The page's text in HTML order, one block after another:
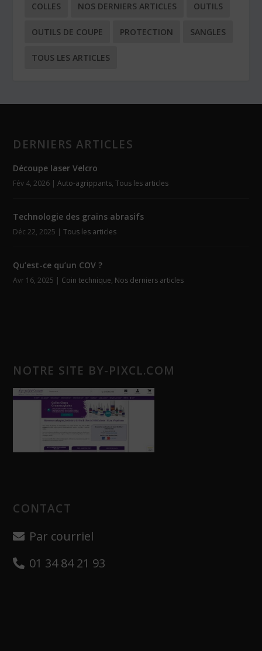
COLLES NOS DERNIERS ARTICLES OUTILS
OUTILS DE COUPE PROTECTION SANGLES
TOUS LES ARTICLES
DERNIERS ARTICLES
Découpe laser Velcro
Fév 4, 2026 |Auto-agrippants,Tous les articles
Technologie des grains abrasifs
Déc 22, 2025 |Tous les articles
Qu’est-ce qu’un COV ?
Avr 16, 2025 | Coin technique, Nos derniers articles
NOTRE SITE BY-PIXCL.COM
CONTACT
Par courriel
01 34 84 21 93